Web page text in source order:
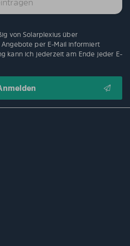
von Solarplexius über
per E-Mail informiert
kann ich jederzeit am Ende jeder E-